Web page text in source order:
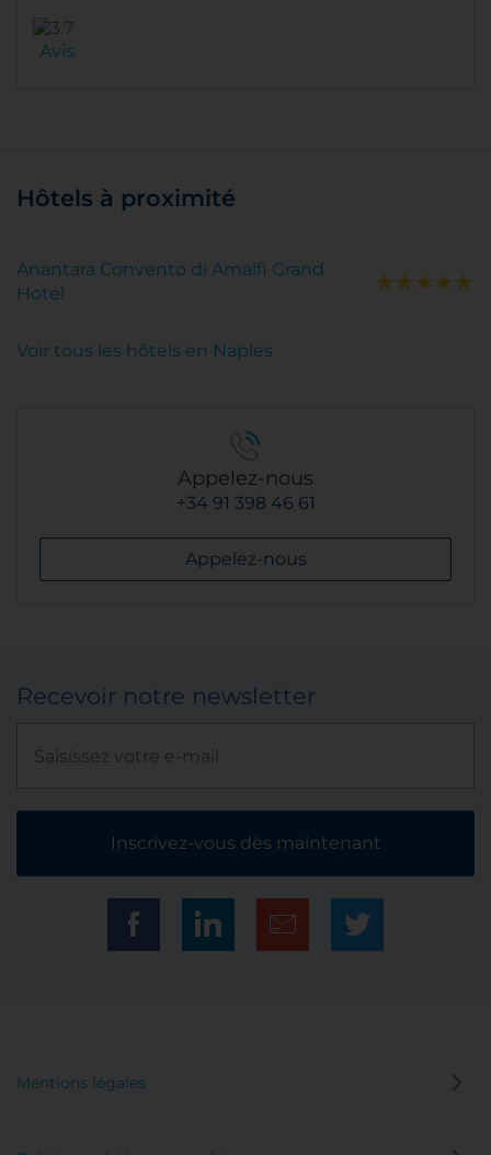
Avis
Hôtels à proximité
Anantara Convento di Amalfi Grand
Hotel
Voir tous les hôtels en Naples
Appelez-nous
+34 91 398 46 61
Appelez-nous
Recevoir notre newsletter
Inscrivez-vous dès maintenant
Mentions légales